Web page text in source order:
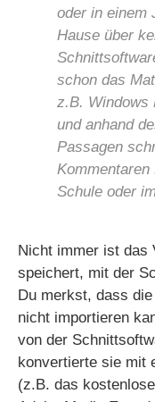
oder in einem
Hause über
schon das
z.B. Windows
und anhand
Passagen
Schule oder
Nicht immer ist das
speichert, mit der
Du merkst, dass
nicht importieren
von der
konvertierte sie mit
(z.B. das